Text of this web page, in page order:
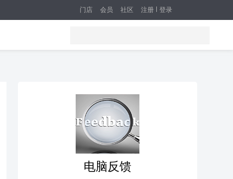
注册 登录
门店 会员 社区
电脑反馈